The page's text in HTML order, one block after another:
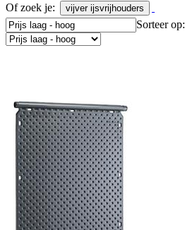
Of zoek je: vijver ijsvrijhouders
Sorteer op: